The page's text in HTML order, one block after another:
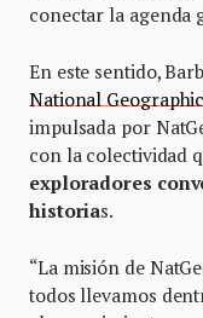
conectar la agenda
En este sentido,
National Geographic
impulsada por
con la colectividad
exploradores
historias.
“La misión de
todos llevamos